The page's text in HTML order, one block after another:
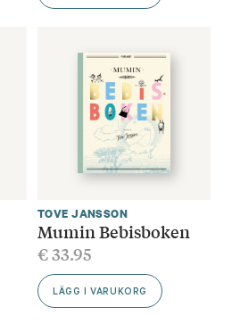
TOVE JANSSON
Mumin Bebisboken
€33.95
LÄGG I VARUKORG